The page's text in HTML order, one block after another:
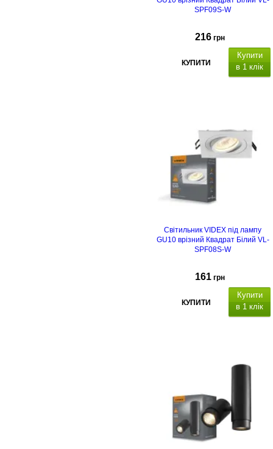
SPF09S-W
216 грн
КУПИТИ
Купити
в 1 клік
Світильник VIDEX під лампу
GU10 врізний Квадрат Білий VL-
SPF08S-W
161 грн
КУПИТИ
Купити
в 1 клік